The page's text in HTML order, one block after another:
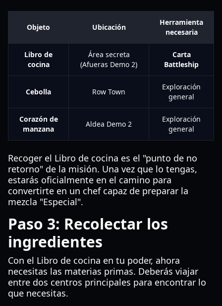
Objeto Ubicación
Herramienta
necesaria
Libro de
cocina
Área secreta
(Afueras Demo 2)
Carta
Battleship
Cebolla Row Town
Exploración
general
Corazón de
manzana
Aldea Demo 2
Exploración
general
Recoger el Libro de cocina es el "punto de no
retorno" de la misión. Una vez que lo tengas,
estarás oficialmente en el camino para
convertirte en un chef capaz de preparar la
mezcla "Especial".
Paso 3: Recolectar los
ingredientes
Con el Libro de cocina en tu poder, ahora
necesitas las materias primas. Deberás viajar
entre dos centros principales para encontrar lo
que necesitas.